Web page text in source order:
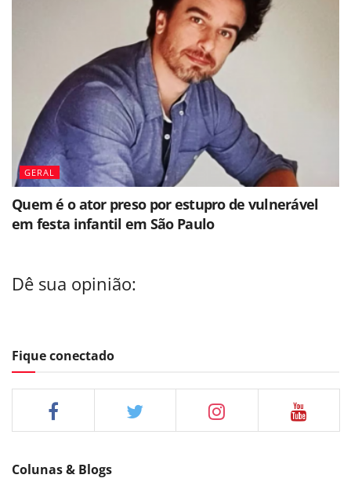
GERAL
Quem é o ator preso por estupro de vulnerável
em festa infantil em São Paulo
Dê sua opinião:
Fique conectado
Colunas & Blogs